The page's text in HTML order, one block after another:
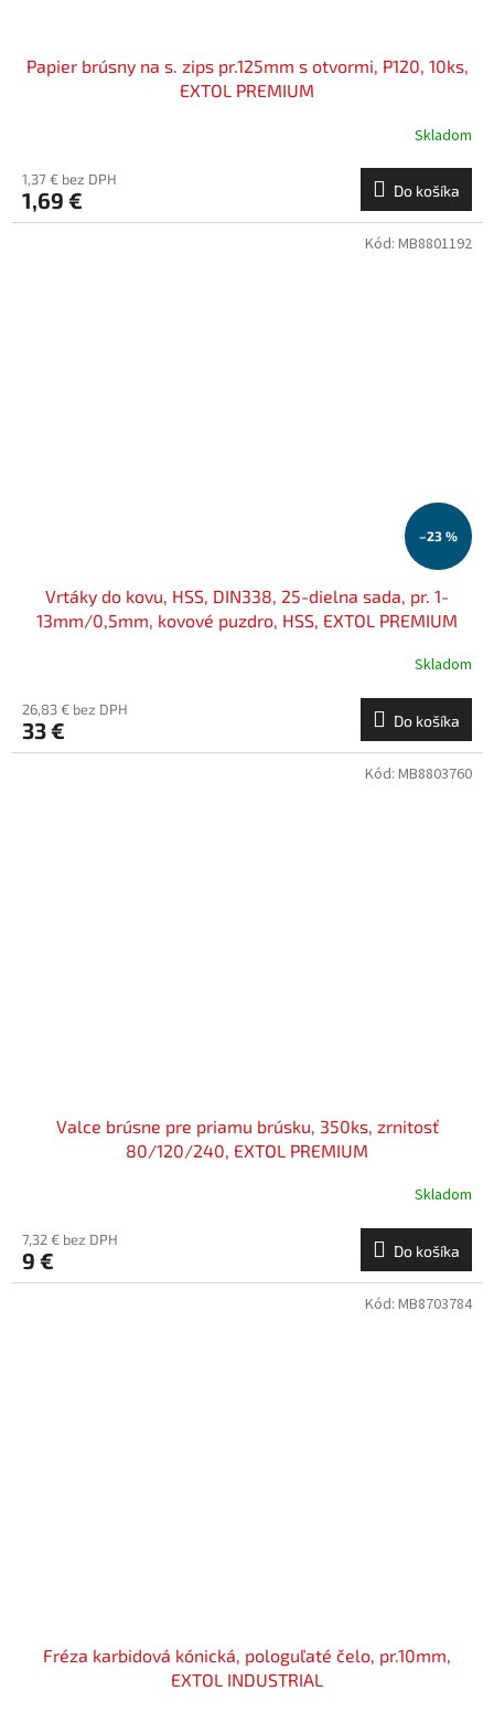
Papier brúsny na s. zips pr.125mm s otvormi, P120, 10ks,
EXTOL PREMIUM
Skladom
1,37 € bez DPH
1,69 € Do košíka
–23 %
Vrtáky do kovu, HSS, DIN338, 25-dielna sada, pr. 1-
13mm/0,5mm, kovové puzdro, HSS, EXTOL PREMIUM
Skladom
26,83 € bez DPH
33 € Do košíka
Kód: MB8801192
Valce brúsne pre priamu brúsku, 350ks, zrnitosť
80/120/240, EXTOL PREMIUM
Skladom
7,32 € bez DPH
9 € Do košíka
Kód: MB8803760
Fréza karbidová kónická, pologuľaté čelo, pr.10mm,
EXTOL INDUSTRIAL
Kód: MB8703784